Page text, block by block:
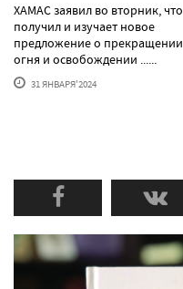
ХАМАС заявил во вторник, что
получил и изучает новое
предложение о прекращении
огня и освобождении ......
31 ЯНВАРЯ'2024